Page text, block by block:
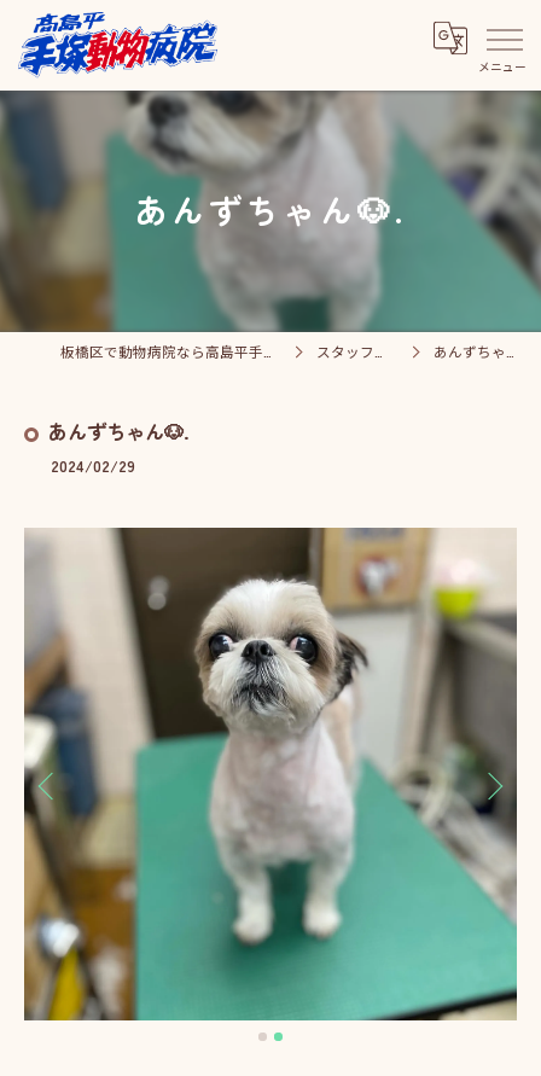
あんずちゃん🐶.
スタッフブログ あんずちゃん🐶.
あんずちゃん🐶.
2024/02/29